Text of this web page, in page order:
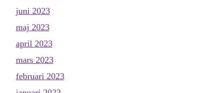
juni 2023
maj 2023
april 2023
mars 2023
februari 2023